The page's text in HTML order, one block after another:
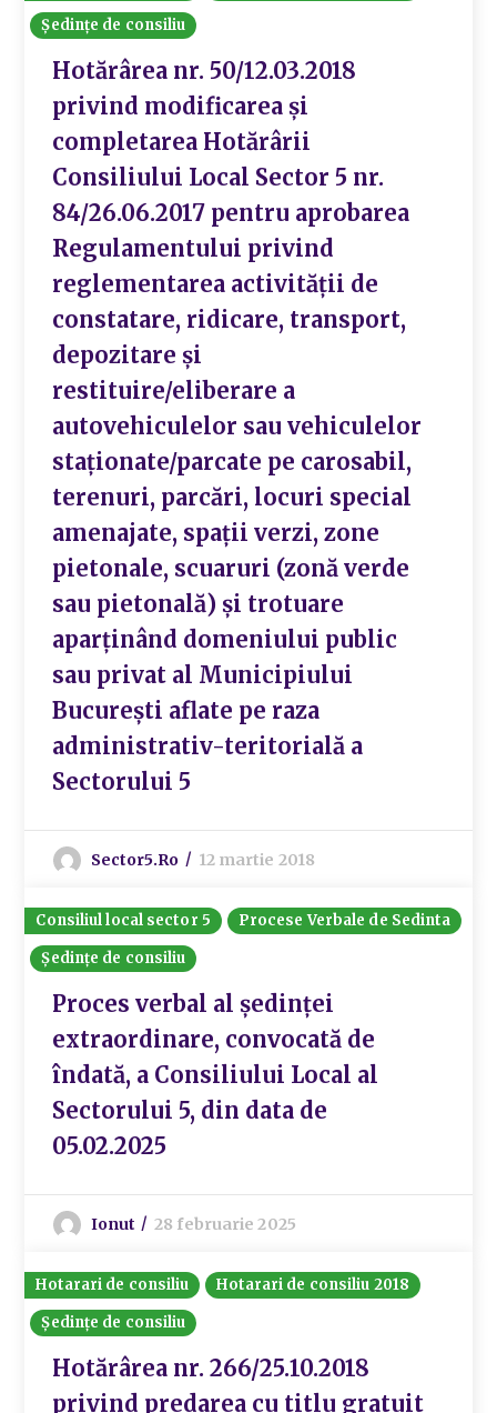
Ședințe de consiliu
Hotărârea nr. 50/12.03.2018
privind modificarea și
completarea Hotărârii
Consiliului Local Sector 5 nr.
84/26.06.2017 pentru aprobarea
Regulamentului privind
reglementarea activității de
constatare, ridicare, transport,
depozitare și
restituire/eliberare a
autovehiculelor sau vehiculelor
staționate/parcate pe carosabil,
terenuri, parcări, locuri special
amenajate, spații verzi, zone
pietonale, scuaruri (zonă verde
sau pietonală) și trotuare
aparținând domeniului public
sau privat al Municipiului
București aflate pe raza
administrativ-teritorială a
Sectorului 5
Sector5.ro 12 martie 2018
Consiliul local sector 5
Procese Verbale de Sedinta
Ședințe de consiliu
Proces verbal al ședinței
extraordinare, convocată de
îndată, a Consiliului Local al
Sectorului 5, din data de
05.02.2025
Ionut 28 februarie 2025
Hotarari de consiliu
Hotarari de consiliu 2018
Ședințe de consiliu
Hotărârea nr. 266/25.10.2018
privind predarea cu titlu gratuit